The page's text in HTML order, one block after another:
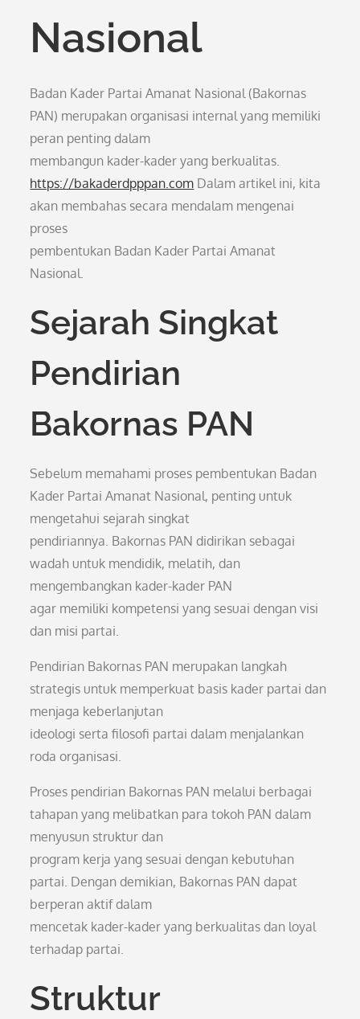
Nasional
Badan Kader Partai Amanat Nasional (Bakornas
PAN) merupakan organisasi internal yang memiliki
peran penting dalam
membangun kader-kader yang berkualitas.
https://bakaderdpppan.com Dalam artikel ini, kita
akan membahas secara mendalam mengenai
proses
pembentukan Badan Kader Partai Amanat
Nasional.
Sejarah Singkat
Pendirian
Bakornas PAN
Sebelum memahami proses pembentukan Badan
Kader Partai Amanat Nasional, penting untuk
mengetahui sejarah singkat
pendiriannya. Bakornas PAN didirikan sebagai
wadah untuk mendidik, melatih, dan
mengembangkan kader-kader PAN
agar memiliki kompetensi yang sesuai dengan visi
dan misi partai.
Pendirian Bakornas PAN merupakan langkah
strategis untuk memperkuat basis kader partai dan
menjaga keberlanjutan
ideologi serta filosofi partai dalam menjalankan
roda organisasi.
Proses pendirian Bakornas PAN melalui berbagai
tahapan yang melibatkan para tokoh PAN dalam
menyusun struktur dan
program kerja yang sesuai dengan kebutuhan
partai. Dengan demikian, Bakornas PAN dapat
berperan aktif dalam
mencetak kader-kader yang berkualitas dan loyal
terhadap partai.
Struktur